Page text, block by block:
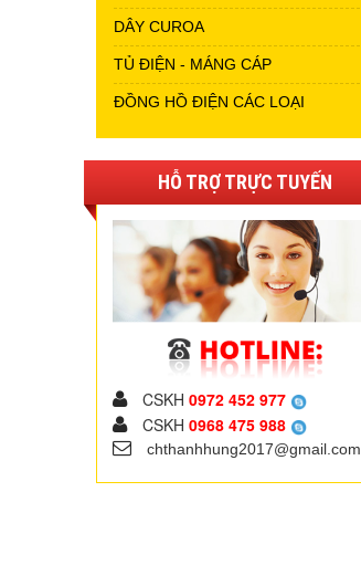
DÂY CUROA
TỦ ĐIỆN - MÁNG CÁP
ĐỒNG HỒ ĐIỆN CÁC LOẠI
HỖ TRỢ TRỰC TUYẾN
CSKH 0972 452 977
CSKH 0968 475 988
chthanhhung2017@gmail.com